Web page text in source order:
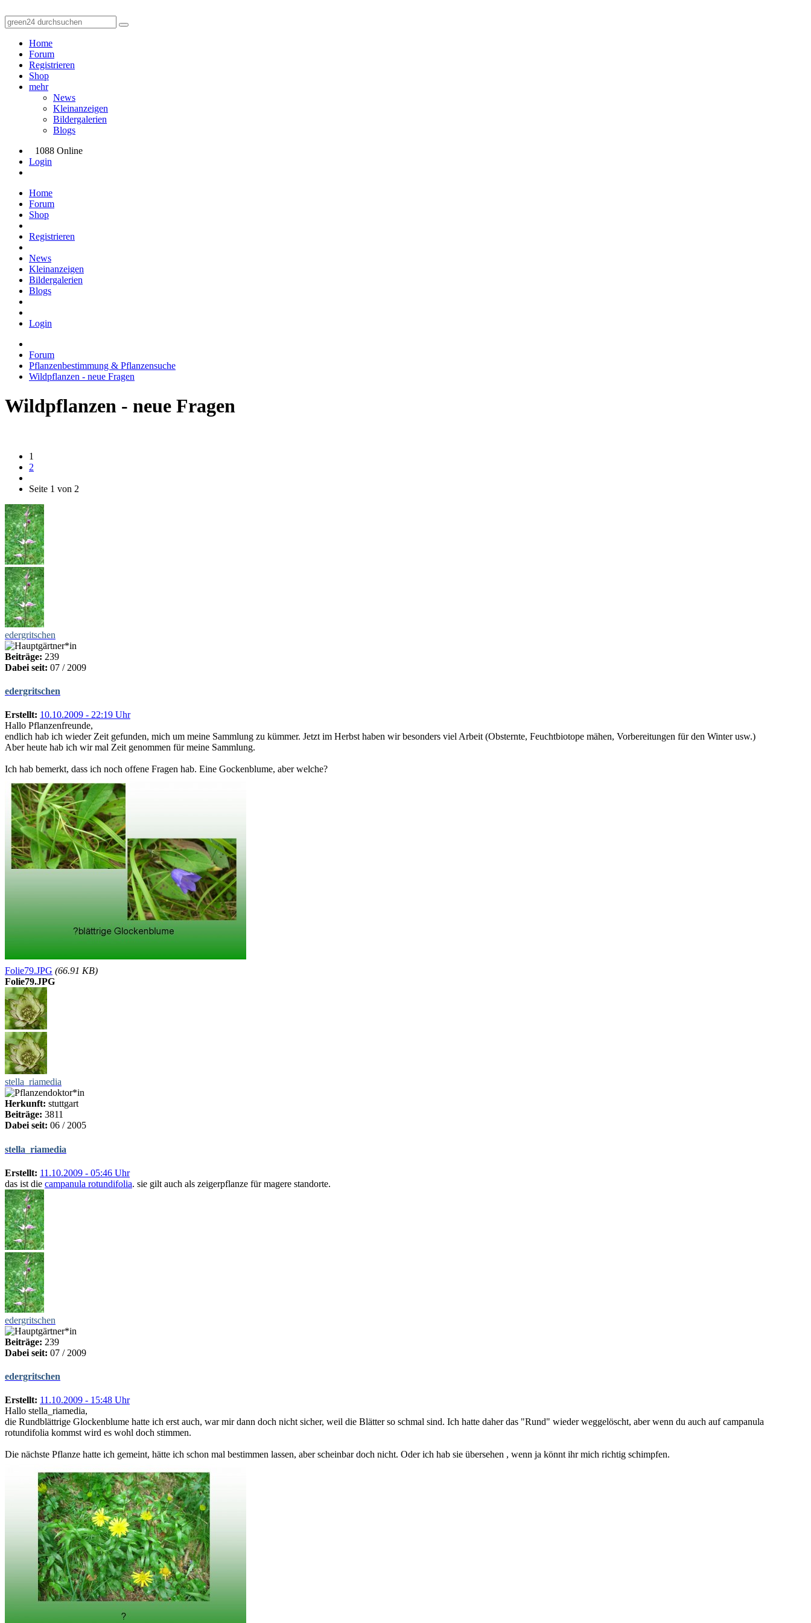
Home
Forum
Registrieren
Shop
mehr
News
Kleinanzeigen
Bildergalerien
Blogs
1088 Online
Login
Home
Forum
Shop
Registrieren
News
Kleinanzeigen
Bildergalerien
Blogs
Login
Forum
Pflanzenbestimmung & Pflanzensuche
Wildpflanzen - neue Fragen
Wildpflanzen - neue Fragen
1
2
Seite 1 von 2
edergritschen
Beiträge: 239
Dabei seit: 07 / 2009
edergritschen
Erstellt: 10.10.2009 - 22:19 Uhr
Hallo Pflanzenfreunde,
endlich hab ich wieder Zeit gefunden, mich um meine Sammlung zu kümmer. Jetzt im Herbst haben wir besonders viel Arbeit (Obsternte, Feuchtbiotope mähen, Vorbereitungen für den Winter usw.)
Aber heute hab ich wir mal Zeit genommen für meine Sammlung.
Ich hab bemerkt, dass ich noch offene Fragen hab. Eine Gockenblume, aber welche?
Folie79.JPG (66.91 KB)
Folie79.JPG
stella_riamedia
Herkunft: stuttgart
Beiträge: 3811
Dabei seit: 06 / 2005
stella_riamedia
Erstellt: 11.10.2009 - 05:46 Uhr
das ist die campanula rotundifolia. sie gilt auch als zeigerpflanze für magere standorte.
edergritschen
Beiträge: 239
Dabei seit: 07 / 2009
edergritschen
Erstellt: 11.10.2009 - 15:48 Uhr
Hallo stella_riamedia,
die Rundblättrige Glockenblume hatte ich erst auch, war mir dann doch nicht sicher, weil die Blätter so schmal sind. Ich hatte daher das "Rund" wieder weggelöscht, aber wenn du auch auf campanula
rotundifolia kommst wird es wohl doch stimmen.
Die nächste Pflanze hatte ich gemeint, hätte ich schon mal bestimmen lassen, aber scheinbar doch nicht. Oder ich hab sie übersehen , wenn ja könnt ihr mich richtig schimpfen.